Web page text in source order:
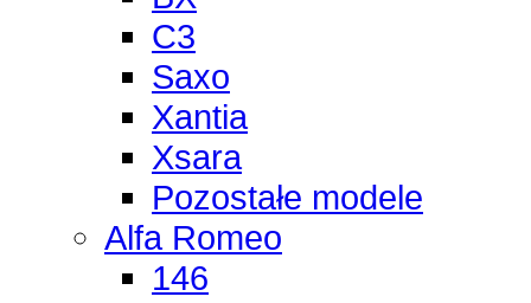
C3
Saxo
Xantia
Xsara
Pozostałe modele
Alfa Romeo
146